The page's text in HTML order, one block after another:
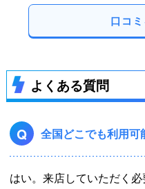
向いているサービ
口コ
よくある質問
Q 全国どこでも利用可
はい。来店していただく